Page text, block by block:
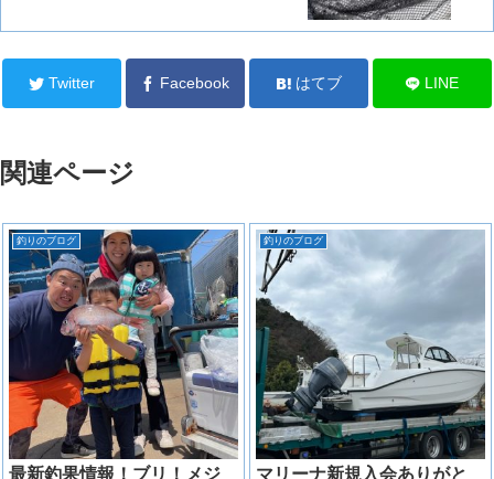
Twitter Facebook はてブ LINE
関連ページ
釣りのブログ
最新釣果情報！ブリ！メジ
釣りのブログ
マリーナ新規入会ありがと